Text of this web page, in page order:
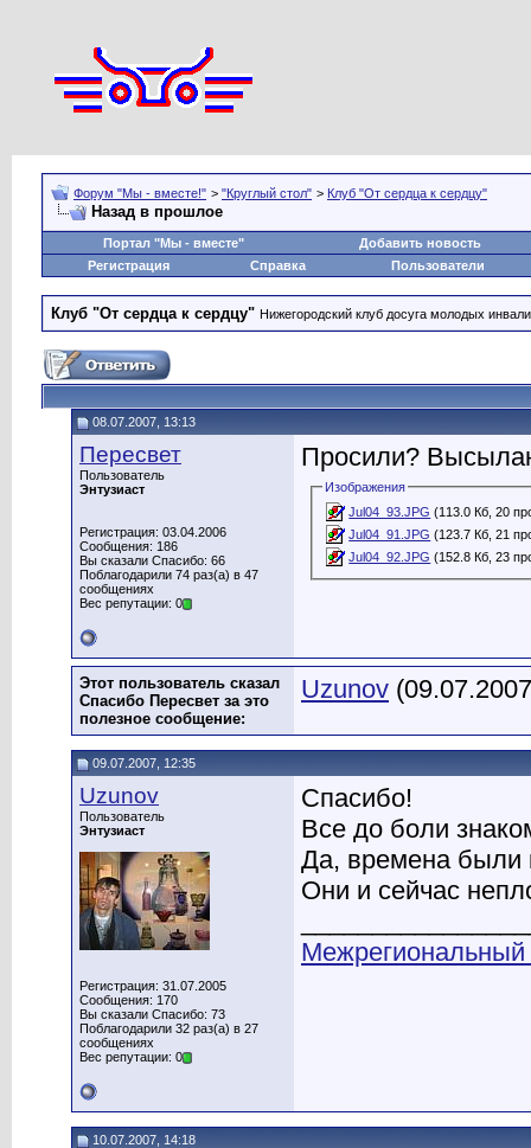
Форум "Мы - вместе!" > "Круглый стол" > Клуб "От сердца к сердцу"
Назад в прошлое
Портал "Мы - вместе"
Добавить новость
Регистрация
Справка Пользователи
Клуб "От сердца к сердцу" Нижегородский клуб досуга молодых
08.07.2007, 13:13
Пересвет
Пользователь
Энтузиаст
Регистрация: 03.04.2006
Сообщения: 186
Вы сказали Спасибо: 66
Поблагодарили 74 раз(а) в 47
сообщениях
Вес репутации: 0
Просили?
Изображения
Jul04_93.JPG (113.0 Кб, 20
Jul04_91.JPG (123.7 Кб, 21
Jul04_92.JPG (152.8 Кб, 23
Этот пользователь сказал
Спасибо Пересвет за это
полезное сообщение:
Uzunov
09.07.2007, 12:35
Uzunov
Пользователь
Энтузиаст
Регистрация: 31.07.2005
Сообщения: 170
Вы сказали Спасибо: 73
Поблагодарили 32 раз(а) в 27
сообщениях
Вес репутации: 0
Спасибо!
Все до боли
Да, времена были
Они и сейчас
10.07.2007, 14:18